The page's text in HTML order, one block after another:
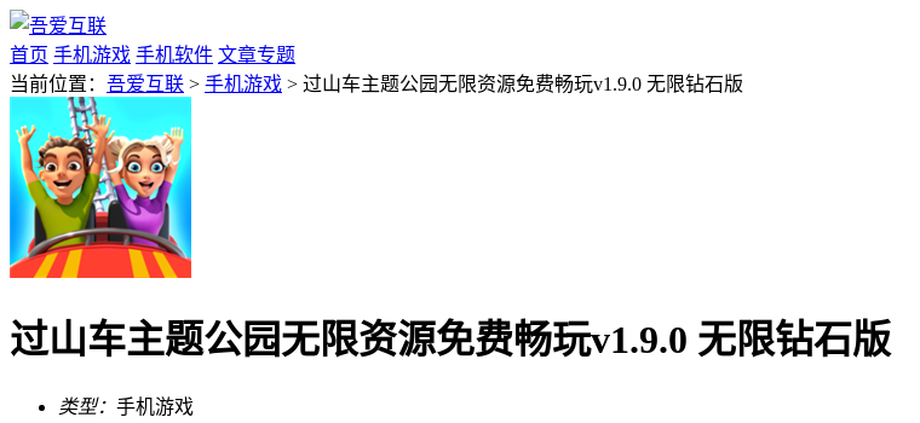
首页 手机游戏 手机软件 文章专题
当前位置： 吾爱互联 > 手机游戏 > 过山车主题公园无限资源免费畅玩v1.9.0 无限钻石版
过山车主题公园无限资源免费畅玩v1.9.0 无限钻石版
类型： 手机游戏